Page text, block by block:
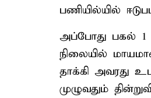
பணியில்யில்
அப்போது பகல் 1
நிலையில்
தாக்கி அவரது
முழுவதும்